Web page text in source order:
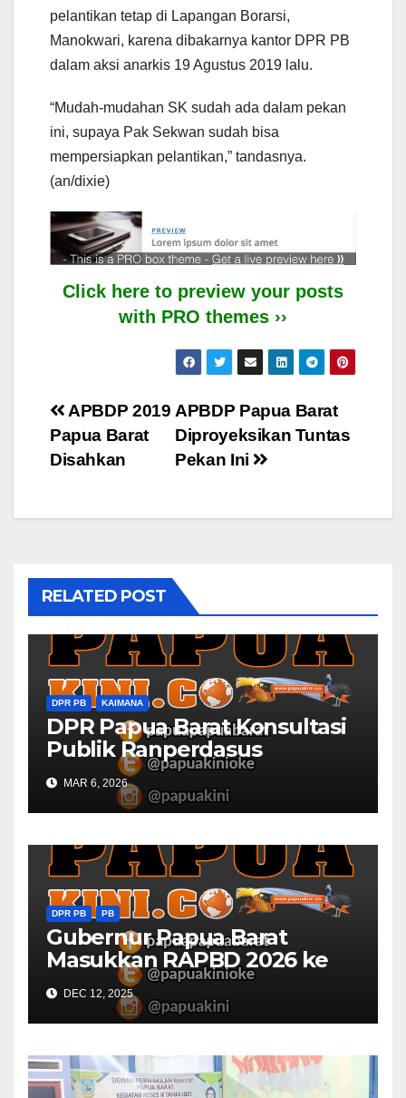
pelantikan tetap di Lapangan Borarsi,
Manokwari, karena dibakarnya kantor DPR PB
dalam aksi anarkis 19 Agustus 2019 lalu.
“Mudah-mudahan SK sudah ada dalam pekan
ini, supaya Pak Sekwan sudah bisa
mempersiapkan pelantikan,” tandasnya.
(an/dixie)
Click here to preview your posts
with PRO themes ››
Post
navigation
APBDP Papua Barat
Diproyeksikan Tuntas
Pekan Ini
APBDP 2019
Papua Barat
Disahkan
RELATED POST
DPR PB KAIMANA
DPR Papua Barat Konsultasi
Publik Ranperdasus
Perlindungan Situs
Keagamaan di Kaimana
MAR 6, 2026
DPR PB PB
Gubernur Papua Barat
Masukkan RAPBD 2026 ke
DPRDEC 12, 2025